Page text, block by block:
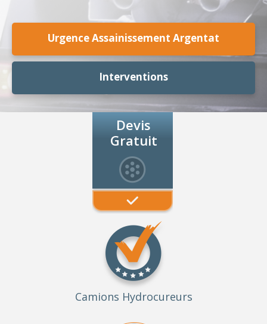
Urgence Assainissement Argentat
Interventions
Devis
Gratuit
Camions Hydrocureurs